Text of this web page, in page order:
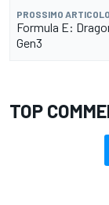
PROSSIMO ARTICOLO
Formula E:
Gen3
TOP